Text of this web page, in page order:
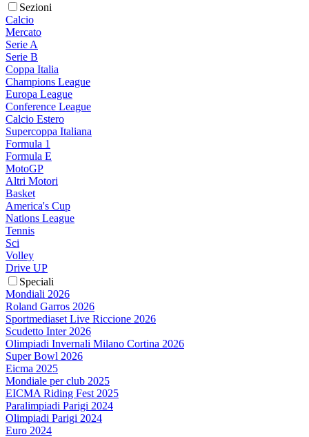
Sezioni
Calcio
Mercato
Serie A
Serie B
Coppa Italia
Champions League
Europa League
Conference League
Calcio Estero
Supercoppa Italiana
Formula 1
Formula E
MotoGP
Altri Motori
Basket
America's Cup
Nations League
Tennis
Sci
Volley
Drive UP
Speciali
Mondiali 2026
Roland Garros 2026
Sportmediaset Live Riccione 2026
Scudetto Inter 2026
Olimpiadi Invernali Milano Cortina 2026
Super Bowl 2026
Eicma 2025
Mondiale per club 2025
EICMA Riding Fest 2025
Paralimpiadi Parigi 2024
Olimpiadi Parigi 2024
Euro 2024